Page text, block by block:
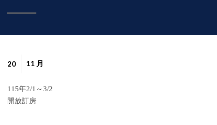
11 月
20
115年2/1～3/2
開放訂房